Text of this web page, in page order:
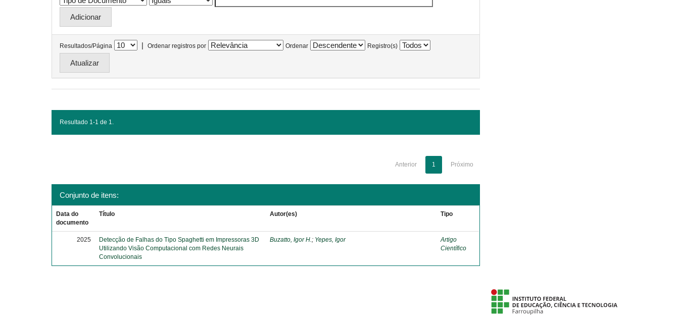
Resultados/Página | Ordenar registros por Ordenar Registro(s)
Resultado 1-1 de 1.
Anterior 1 Próximo
Conjunto de itens:
Data do
documento
Título Autor(es) Tipo
2025
Detecção de Falhas do Tipo Spaghetti em Impressoras 3D
Utilizando Visão Computacional com Redes Neurais
Convolucionais
Buzatto, Igor H.; Yepes, Igor
Artigo
Científico